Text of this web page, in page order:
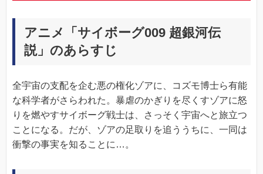
アニメ「サイボーグ009 超銀河伝
説」のあらすじ
全宇宙の支配を企む悪の権化ゾアに、コズモ博士ら有能
な科学者がさらわれた。暴虐のかぎりを尽くすゾアに怒
りを燃やすサイボーグ戦士は、さっそく宇宙へと旅立つ
ことになる。だが、ゾアの足取りを追ううちに、一同は
衝撃の事実を知ることに…。